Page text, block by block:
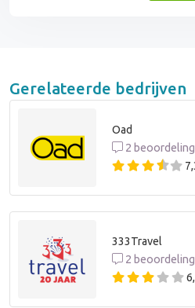
Gerelateerde bedrijven
Oad
2
333Travel
2